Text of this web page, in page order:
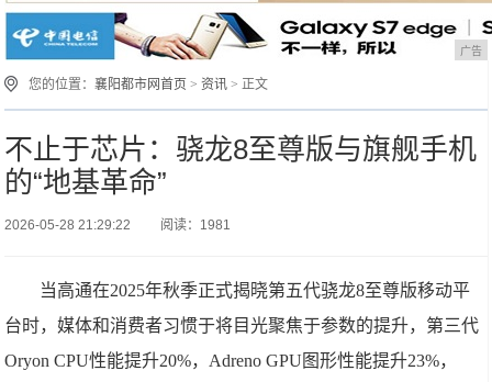
广告
您的位置：襄阳都市网首页 >资讯 > 正文
不止于芯片：骁龙8至尊版与旗舰手机
的“地基革命”
2026-05-28 21:29:22 阅读：1981
当高通在2025年秋季正式揭晓第五代骁龙8至尊版移动平
台时，媒体和消费者习惯于将目光聚焦于参数的提升，第三代
Oryon CPU性能提升20%，Adreno GPU图形性能提升23%，